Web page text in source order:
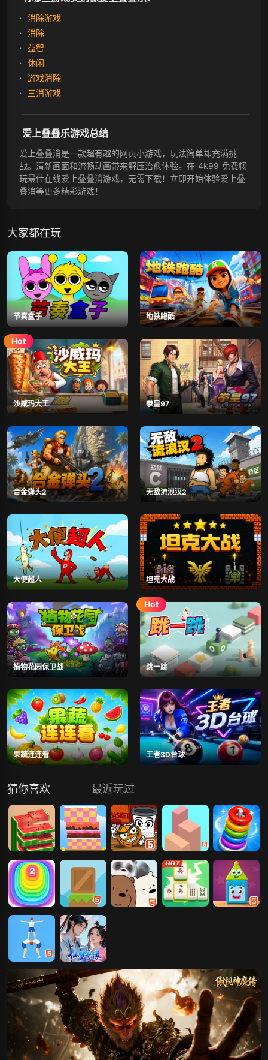
消除游戏
消除
益智
休闲
游戏消除
三消游戏
爱上叠叠乐游戏总结
爱上叠叠消是一款超有趣的网页小游戏，玩法简单却充满挑
战。清新画面和流畅动画带来解压治愈体验。在 4k99 免费畅
玩最佳在线爱上叠叠消游戏，无需下载！立即开始体验爱上叠
叠消等更多精彩游戏！
大家都在玩
节奏盒子 地铁跑酷
沙威玛大王 拳皇97
合金弹头2 无敌流浪汉2
大便超人 坦克大战
植物花园保卫战 跳一跳
果蔬连连看 王者3D台球
猜你喜欢 最近玩过
西瓜叠叠乐 蛋糕叠叠乐
篮球爱上网H5
版
移动方块叠叠
高
圆环叠叠乐
数字叠叠乐 木箱叠叠乐
人塔叠叠高 仙梦奇缘